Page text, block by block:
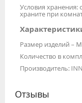
Условия хранения:
храните при
Размер изделий –
Количество в
Производитель:
Отзывы